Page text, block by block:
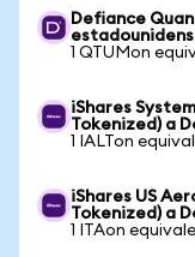
Defiance
1 QTUMon
iShares
Tokenized) a
1 IALTon
iShares US
Tokenized) a
1 ITAon